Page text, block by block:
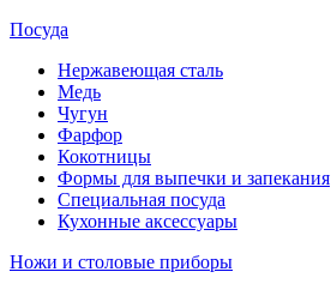
Посуда
Нержавеющая сталь
Медь
Чугун
Фарфор
Кокотницы
Формы для выпечки и запекания
Специальная посуда
Кухонные аксессуары
Ножи и столовые приборы